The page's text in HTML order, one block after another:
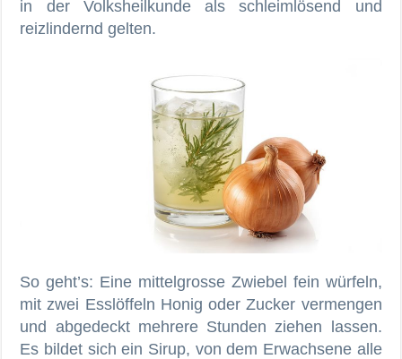
in der Volksheilkunde als schleimlösend und
reizlindernd gelten.
So geht’s: Eine mittelgrosse Zwiebel fein würfeln,
mit zwei Esslöffeln Honig oder Zucker vermengen
und abgedeckt mehrere Stunden ziehen lassen.
Es bildet sich ein Sirup, von dem Erwachsene alle